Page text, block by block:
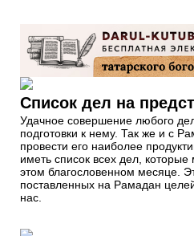
Список дел на
Удачное совершение любого
подготовки к нему. Так же и с
провести его наиболее
иметь список всех дел,
этом благословенном месяце.
поставленных на Рамадан
нас.